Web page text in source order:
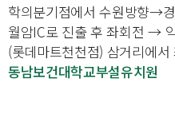
학의분기점에서 수원방향→
월암IC로 진출 후 좌회전 →
(롯데마트천천점) 삼거리에
동남보건대학교부설유치원